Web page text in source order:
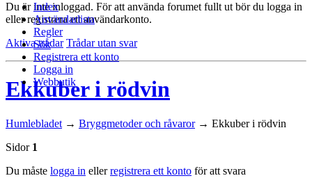
Index
Användarlista
Regler
Sök
Registrera ett konto
Logga in
Webbutik
Du är inte inloggad. För att använda forumet fullt ut bör du logga in
eller registrera ett användarkonto.
Aktiva trådar Trådar utan svar
Ekkuber i rödvin
Humlebladet → Bryggmetoder och råvaror → Ekkuber i rödvin
Sidor 1
Du måste logga in ellerregistrera ett konto för att svara